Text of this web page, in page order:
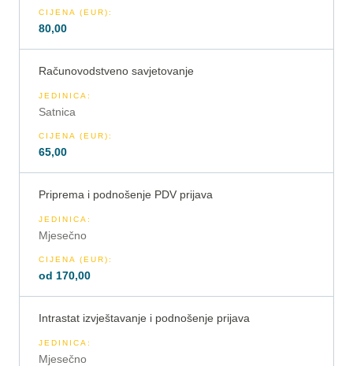
CIJENA (EUR):
80,00
Računovodstveno savjetovanje
JEDINICA :
Satnica
CIJENA (EUR):
65,00
Priprema i podnošenje PDV prijava
JEDINICA :
Mjesečno
CIJENA (EUR):
od 170,00
Intrastat izvještavanje i podnošenje prijava
JEDINICA :
Mjesečno